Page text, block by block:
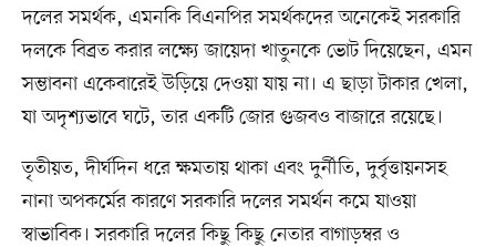
দলের সমর্থক, এমনকি বিএনপির সমর্থকদের অনেকেই সরকারি
দলকে বিব্রত করার লক্ষ্যে জায়েদা খাতুনকে ভোট দিয়েছেন, এমন
সম্ভাবনা একেবারেই উড়িয়ে দেওয়া যায় না। এ ছাড়া টাকার খেলা,
যা অদৃশ্যভাবে ঘটে, তার একটি জোর গুজবও বাজারে রয়েছে।
তৃতীয়ত, দীর্ঘদিন ধরে ক্ষমতায় থাকা এবং দুর্নীতি, দুর্বৃত্তায়নসহ
নানা অপকর্মের কারণে সরকারি দলের সমর্থন কমে যাওয়া
স্বাভাবিক। সরকারি দলের কিছু কিছু নেতার বাগাড়ম্বর ও